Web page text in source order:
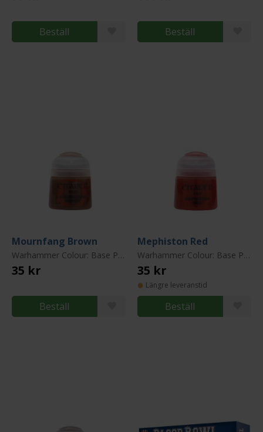
Beställ Beställ
Mournfang Brown
Warhammer Colour: Base Paint
35 kr
Beställ
Mephiston Red
Warhammer Colour: Base Paint
35 kr
Längre leveranstid
Beställ